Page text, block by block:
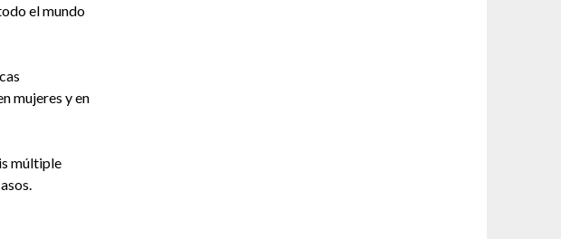
el mundo
mujeres y en
múltiple